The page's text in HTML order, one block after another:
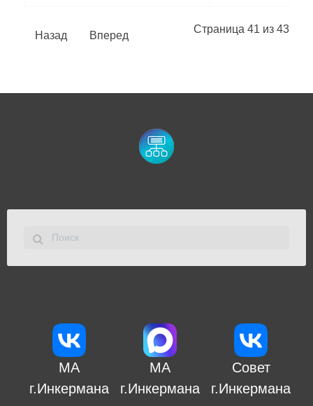
Страница 41 из 43
Назад Вперед
МА
г.Инкермана
МА
г.Инкермана
Совет
г.Инкермана